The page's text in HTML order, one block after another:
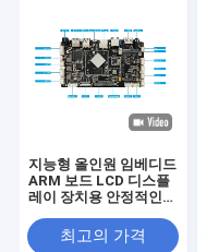
지능형 올인원 임베디드
ARM 보드 LCD 디스플
레이 장치용 안정적인
최고의 가격